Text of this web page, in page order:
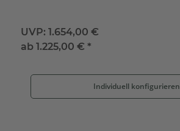
UVP: 1.654,00 €
ab1.225,00 € *
Individuell konfigurieren